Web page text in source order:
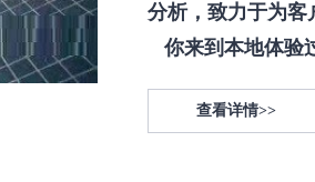
分析，致力于为客
你来到本地体验
查看详情>>